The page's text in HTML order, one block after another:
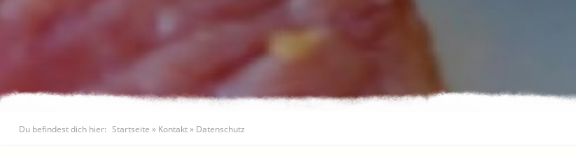
Du befindest dich hier: Startseite » Kontakt» Datenschutz